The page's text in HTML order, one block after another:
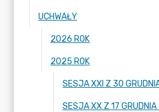
UCHWAŁY
2026 ROK
2025 ROK